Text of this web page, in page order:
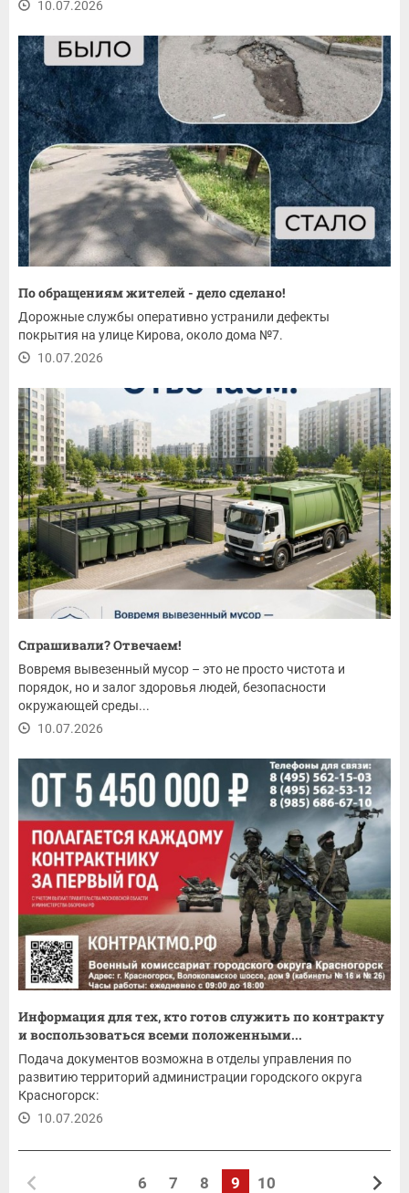
10.07.2026
По обращениям жителей - дело сделано!
Дорожные службы оперативно устранили дефекты
покрытия на улице Кирова, около дома №7.
10.07.2026
Спрашивали? Отвечаем!
Вовремя вывезенный мусор – это не просто чистота и
порядок, но и залог здоровья людей, безопасности
окружающей среды...
10.07.2026
Информация для тех, кто готов служить по контракту
и воспользоваться всеми положенными...
Подача документов возможна в отделы управления по
развитию территорий администрации городского округа
Красногорск:
10.07.2026
6 7 8 9 10